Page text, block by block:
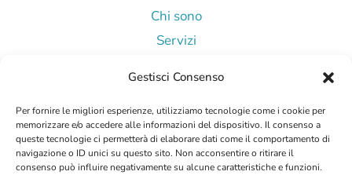
Gestisci Consenso
Per fornire le migliori esperienze, utilizziamo tecnologie come i cookie per
memorizzare e/o accedere alle informazioni del dispositivo. Il consenso a
queste tecnologie ci permetterà di elaborare dati come il comportamento di
navigazione o ID unici su questo sito. Non acconsentire o ritirare il
consenso può influire negativamente su alcune caratteristiche e funzioni.
Chi sono
Servizi